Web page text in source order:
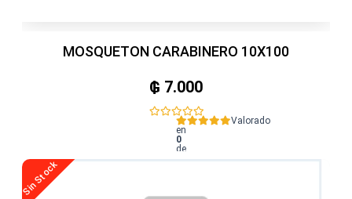
MOSQUETON CARABINERO 10X100
₲ 7.000
Valorado
en
0
de
5
Sin Stock